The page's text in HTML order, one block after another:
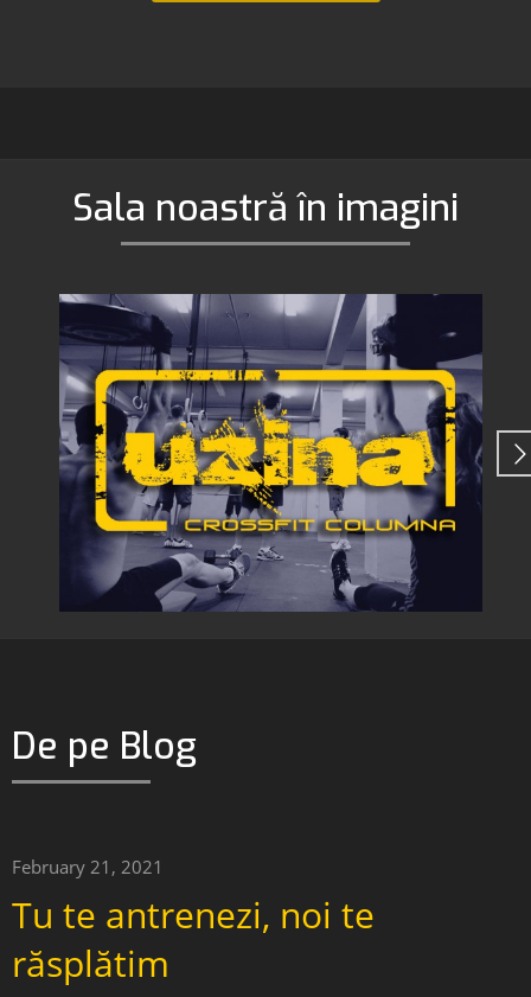
Sala noastră în imagini
De pe Blog
February 21, 2021
Tu te antrenezi, noi te
răsplătim